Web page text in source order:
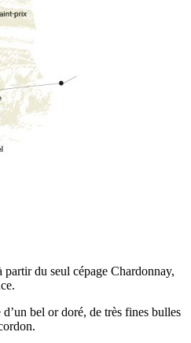
du seul cépage Chardonnay,
bel or doré, de très fines bulles